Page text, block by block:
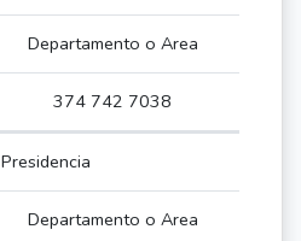
Departamento o Area
374 742 7038
Presidencia
Departamento o Area